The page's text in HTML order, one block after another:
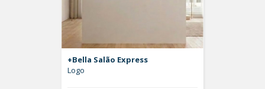
+Bella Salão Express
Logo